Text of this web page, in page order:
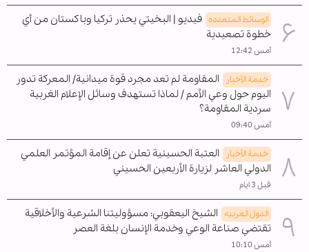
الوسائط المتعدده فيديو | البخيتي يحذر تركيا وباكستان من أي
خطوة تصعيدية
أمس 12:42
خدمة الأخبار
المقاومة لم تعد مجرد قوة ميدانية/ المعركة تدور
اليوم حول وعي الأمم / لماذا تستهدف وسائل الإعلام الغربية
سردية المقاومة؟
أمس 09:40
خدمة الأخبار
العتبة الحسينية تعلن عن إقامة المؤتمر العلمي
الدولي العاشر لزيارة الأربعين الحسيني
قبل 3 ايام
الدول العربیه الشيخ اليعقوبي: مسؤوليتنا الشرعية والأخلاقية
تقتضي صناعة الوعي وخدمة الإنسان بلغة العصر
أمس 10:10